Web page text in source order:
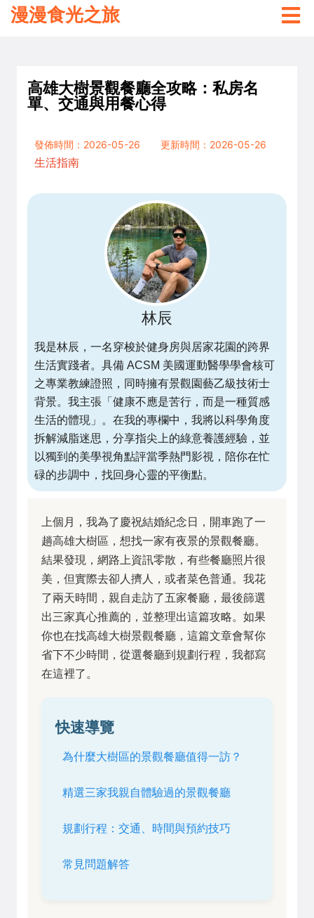
漫漫食光之旅
高雄大樹景觀餐廳全攻略：私房名
單、交通與用餐心得
發佈時間：2026-05-26
更新時間：2026-05-26
生活指南
林辰
我是林辰，一名穿梭於健身房與居家花園的跨界
生活實踐者。具備 ACSM 美國運動醫學學會核可
之專業教練證照，同時擁有景觀園藝乙級技術士
背景。我主張「健康不應是苦行，而是一種質感
生活的體現」。在我的專欄中，我將以科學角度
拆解減脂迷思，分享指尖上的綠意養護經驗，並
以獨到的美學視角點評當季熱門影視，陪你在忙
碌的步調中，找回身心靈的平衡點。
上個月，我為了慶祝結婚紀念日，開車跑了一
趟高雄大樹區，想找一家有夜景的景觀餐廳。
結果發現，網路上資訊零散，有些餐廳照片很
美，但實際去卻人擠人，或者菜色普通。我花
了兩天時間，親自走訪了五家餐廳，最後篩選
出三家真心推薦的，並整理出這篇攻略。如果
你也在找高雄大樹景觀餐廳，這篇文章會幫你
省下不少時間，從選餐廳到規劃行程，我都寫
在這裡了。
快速導覽
為什麼大樹區的景觀餐廳值得一訪？
精選三家我親自體驗過的景觀餐廳
規劃行程：交通、時間與預約技巧
常見問題解答